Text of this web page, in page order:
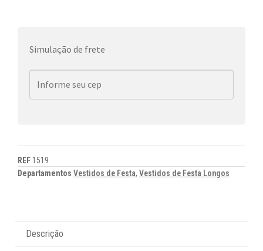
Simulação de frete
REF 1519
Departamentos Vestidos de Festa, Vestidos de Festa Longos
Descrição